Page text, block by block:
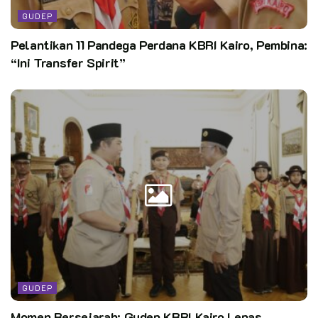
GUDEP
Pelantikan 11 Pandega Perdana KBRI Kairo, Pembina:
“Ini Transfer Spirit”
GUDEP